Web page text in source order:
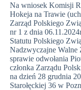
Na wniosek Komisji
Hokeja na Trawie
Zarząd Polskiego
nr 1 z dnia
Statutu Polskiego
Nadzwyczajne Walne
sprawie odwołania
członka Zarządu
na dzień 28 grudnia
Starołęckiej 36 w